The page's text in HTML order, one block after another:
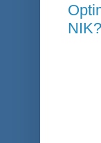
NIK?